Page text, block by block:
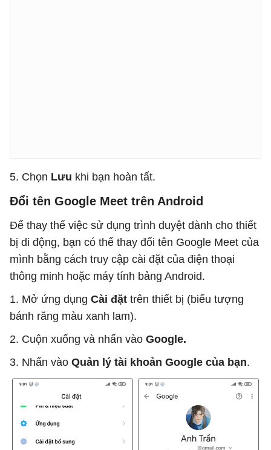
5. Chọn Lưu khi bạn hoàn tất.
Đổi tên Google Meet trên Android
Để thay thế việc sử dụng trình duyệt dành cho thiết
bị di động, bạn có thể thay đổi tên Google Meet của
mình bằng cách truy cập cài đặt của điện thoại
thông minh hoặc máy tính bảng Android.
1. Mở ứng dụng Cài đặt trên thiết bị (biểu tượng
bánh răng màu xanh lam).
2. Cuộn xuống và nhấn vào Google.
3. Nhấn vào Quản lý tài khoản Google của bạn.